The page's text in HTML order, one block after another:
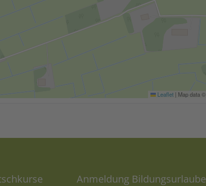
Leaflet | Map data ©
Anmeldung Bildungsurlaube